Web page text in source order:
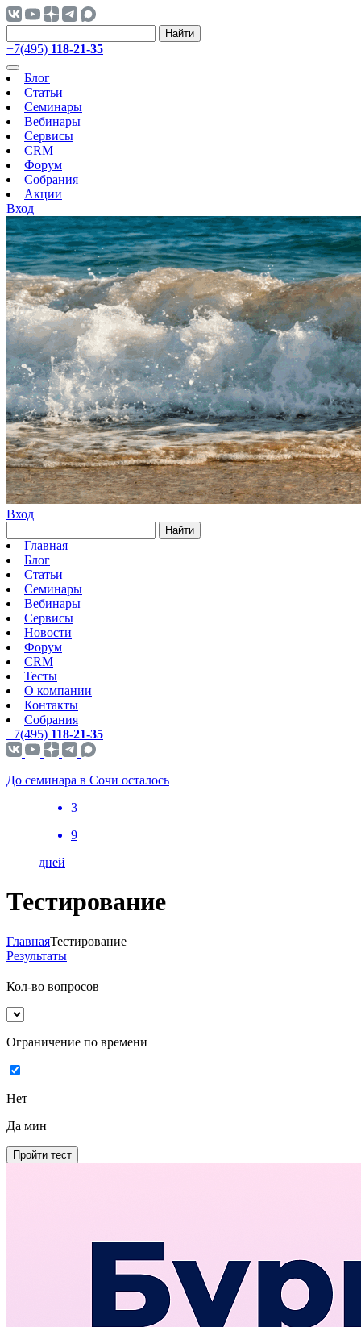
Найти
+7(495) 118-21-35
Блог
Статьи
Семинары
Вебинары
Сервисы
CRM
Форум
Собрания
Акции
Вход
Вход
Найти
Главная
Блог
Статьи
Семинары
Вебинары
Сервисы
Новости
Форум
CRM
Тесты
О компании
Контакты
Собрания
+7(495) 118-21-35
До семинара в Сочи осталось
3
9
дней
Тестирование
ГлавнаяТестирование
Результаты
Кол-во вопросов
Ограничение по времени
Нет
Да мин
Пройти тест